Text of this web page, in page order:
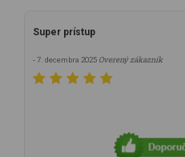
Super prístup
- 7. decembra 2025 Overený zákazník